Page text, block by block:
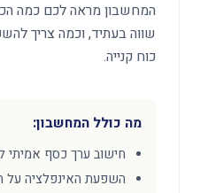
המחשבון מראה לכם כמה
שווה בעתיד, וכמה צריך
כוח קנייה.
מה כולל המחשבון:
חישוב ערך כסף אמיתי
השפעת האינפלציה על